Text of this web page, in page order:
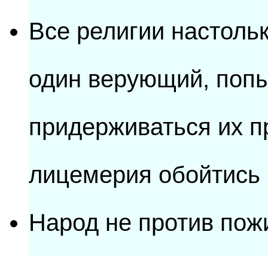
Все религии
один верующий,
придерживаться их
лицемерия
Народ не против